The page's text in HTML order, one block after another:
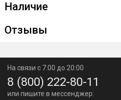
Наличие
Отзывы
На связи с 7:00 до 20:00
8 (800) 222-80-11
или пишите в мессенджер: